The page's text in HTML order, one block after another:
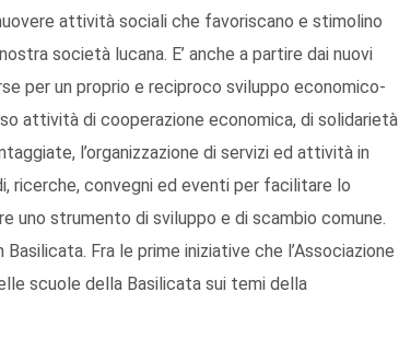
attività sociali che favoriscano e stimolino
società lucana. E’ anche a partire dai nuovi
per un proprio e reciproco sviluppo economico-
attività di cooperazione economica, di solidarietà
l’organizzazione di servizi ed attività in
ricerche, convegni ed eventi per facilitare lo
uno strumento di sviluppo e di scambio comune.
Fra le prime iniziative che l’Associazione
scuole della Basilicata sui temi della